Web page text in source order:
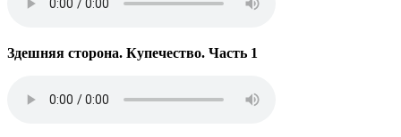
Здешняя сторона. Купечество. Часть 1